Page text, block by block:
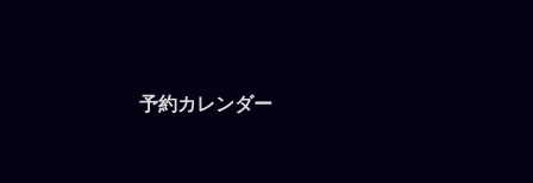
予約カレンダー